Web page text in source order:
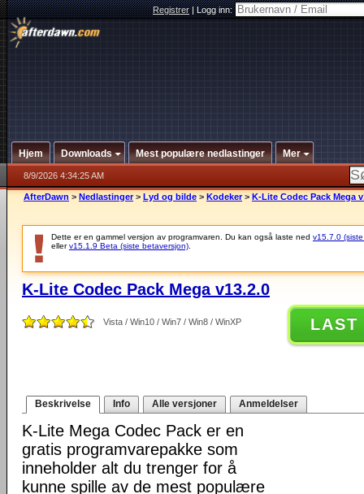
Registrer|Logg inn:
Hjem Downloads Mest populære nedlastinger Mer
8/9/2026 4:34:25 AM
AfterDawn > Nedlastinger > Lyd og bilde > Kodeker > K-Lite Codec Pack Mega
Dette er en gammel versjon av programvaren. Du kan også laste ned v15.7.0
ellerv15.1.9 Beta (siste betaversjon)
K-Lite Codec Pack Mega v13.2.0
Vista / Win10 / Win7 / Win8 / WinXP LAST
Beskrivelse Info Alle versjoner Anmeldelser
K-Lite Mega Codec Pack er en
gratis programvarepakke som
inneholder alt du trenger for å
kunne spille av de mest populære